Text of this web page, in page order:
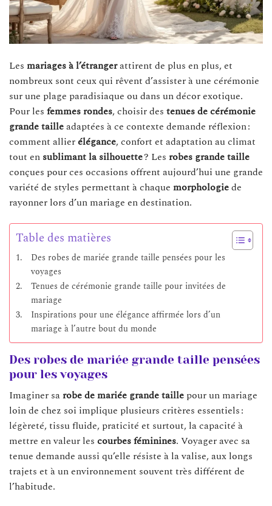
Les mariages à l’étrangerattirent de plus en plus, et
nombreux sont ceux qui rêvent d’assister à une cérémonie
sur une plage paradisiaque ou dans un décor exotique.
Pour les femmes rondes, choisir des tenues de cérémonie
grande tailleadaptées à ce contexte demande réflexion :
comment allierélégance, confort et adaptation au climat
tout en sublimant la silhouette? Les robes grande taille
conçues pour ces occasions offrent aujourd’hui une grande
variété de styles permettant à chaque morphologiede
rayonner lors d’un mariage en destination.
Table des matières
Des robes de mariée grande taille pensées pour les
voyages
Tenues de cérémonie grande taille pour invitées de
mariage
Inspirations pour une élégance affirmée lors d’un
mariage à l’autre bout du monde
Des robes de mariée grande taille pensées
pour les voyages
Imaginer sarobe de mariée grande taille pour un mariage
loin de chez soi implique plusieurs critères essentiels :
légèreté, tissu fluide, praticité et surtout, la capacité à
mettre en valeur les courbes féminines. Voyager avec sa
tenue demande aussi qu’elle résiste à la valise, aux longs
trajets et à un environnement souvent très différent de
l’habitude.